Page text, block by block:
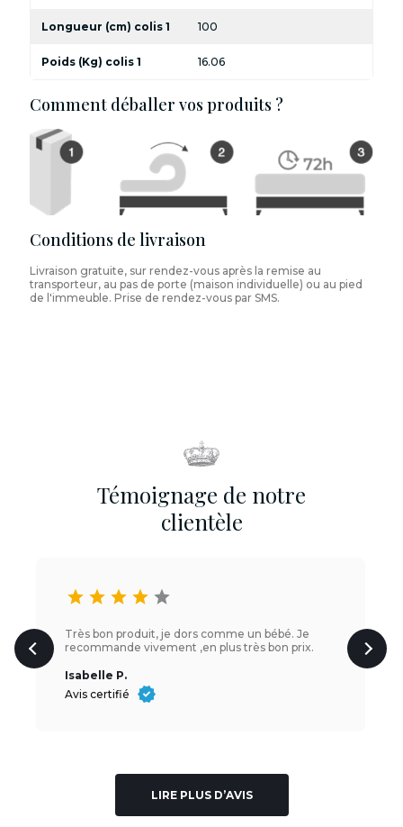
Longueur (cm) colis 1 100
Poids (Kg) colis 1 16.06
Comment déballer vos produits ?
Conditions de livraison
Livraison gratuite, sur rendez-vous après la remise au
transporteur, au pas de porte (maison individuelle) ou au pied
de l'immeuble. Prise de rendez-vous par SMS.
Témoignage de notre
clientèle
star star star star star
Très bon produit, je dors comme un bébé. Je
recommande vivement ,en plus très bon prix.
Isabelle P.
Avis certifié
LIRE PLUS D’AVIS